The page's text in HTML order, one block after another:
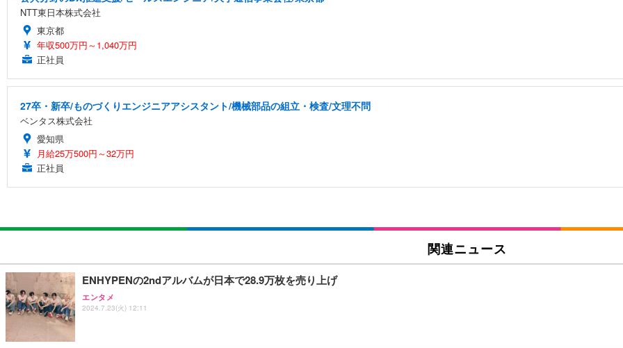
NTT東日本株式会社
東京都
年収500万円～1,040万円
正社員
27卒・新卒/ものづくりエンジニアアシスタント/機械部品の組立・検査/文理不問
ベンタス株式会社
愛知県
月給25万500円～32万円
正社員
関連ニュース
ENHYPENの2ndアルバムが日本で28.9万枚を売り上げ
エンタメ
2024.7.23(火) 12:11